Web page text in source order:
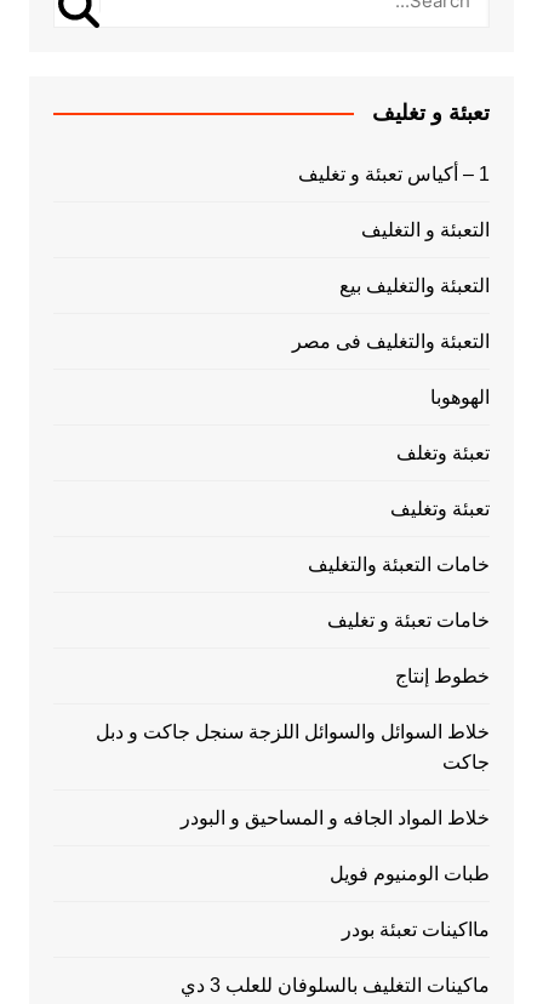
تعبئة و تغليف
1 – أكياس تعبئة و تغليف
التعبئة و التغليف
التعبئة والتغليف بيع
التعبئة والتغليف فى مصر
الهوهوبا
تعبئة وتغلف
تعبئة وتغليف
خامات التعبئة والتغليف
خامات تعبئة و تغليف
خطوط إنتاج
خلاط السوائل والسوائل اللزجة سنجل جاكت و دبل
جاكت
خلاط المواد الجافه و المساحيق و البودر
طبات الومنيوم فويل
مااكينات تعبئة بودر
ماكينات التغليف بالسلوفان للعلب 3 دي